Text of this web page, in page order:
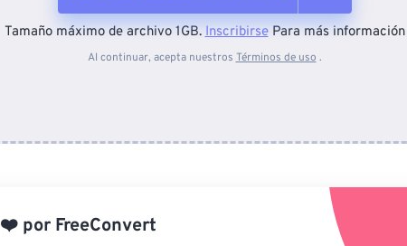
Desde el dispositivo
Desde OneDrive
Tamaño máximo de archivo 1GB.InscribirsePara más información
Al continuar, acepta nuestros Términos de uso .
❤️ por FreeConvert